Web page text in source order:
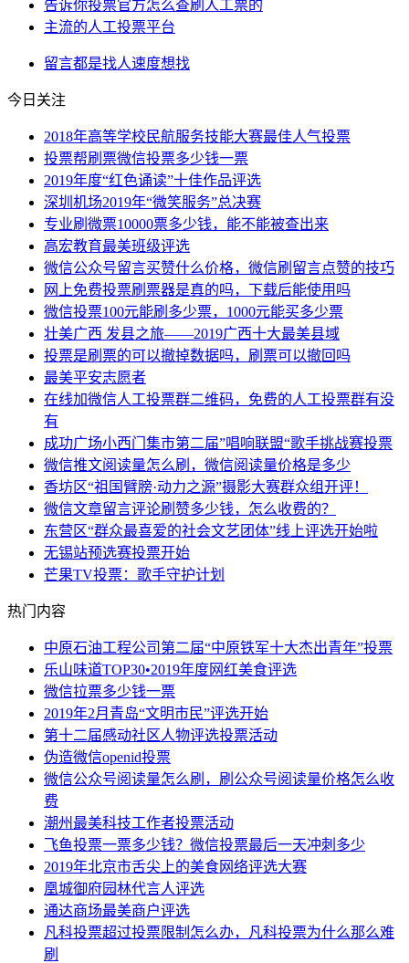
告诉你投票官方怎么查刷人工票的
主流的人工投票平台
留言都是找人速度想找
今日关注
2018年高等学校民航服务技能大赛最佳人气投票
投票帮刷票微信投票多少钱一票
2019年度“红色诵读”十佳作品评选
深圳机场2019年“微笑服务”总决赛
专业刷微票10000票多少钱，能不能被查出来
高宏教育最美班级评选
微信公众号留言买赞什么价格，微信刷留言点赞的技巧
网上免费投票刷票器是真的吗，下载后能使用吗
微信投票100元能刷多少票，1000元能买多少票
壮美广西 发县之旅——2019广西十大最美县域
投票是刷票的可以撤掉数据吗，刷票可以撤回吗
最美平安志愿者
在线加微信人工投票群二维码，免费的人工投票群有没
有
成功广场小西门集市第二届”唱响联盟“歌手挑战赛投票
微信推文阅读量怎么刷，微信阅读量价格是多少
香坊区“祖国臂膀·动力之源”摄影大赛群众组开评！
微信文章留言评论刷赞多少钱，怎么收费的？
东营区“群众最喜爱的社会文艺团体”线上评选开始啦
无锡站预选赛投票开始
芒果TV投票：歌手守护计划
热门内容
中原石油工程公司第二届“中原铁军十大杰出青年”投票
乐山味道TOP30•2019年度网红美食评选
微信拉票多少钱一票
2019年2月青岛“文明市民”评选开始
第十二届感动社区人物评选投票活动
伪造微信openid投票
微信公众号阅读量怎么刷，刷公众号阅读量价格怎么收
费
潮州最美科技工作者投票活动
飞鱼投票一票多少钱？微信投票最后一天冲刺多少
2019年北京市舌尖上的美食网络评选大赛
凰城御府园林代言人评选
通达商场最美商户评选
凡科投票超过投票限制怎么办，凡科投票为什么那么难
刷